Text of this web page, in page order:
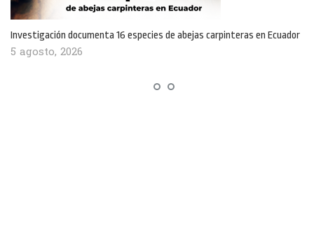
Investigación documenta 16 especies de abejas carpinteras en Ecuador
5 agosto, 2026